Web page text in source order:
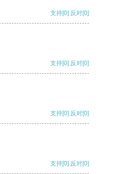
支持[0] 反对[0]
支持[0] 反对[0]
支持[0] 反对[0]
支持[0] 反对[0]